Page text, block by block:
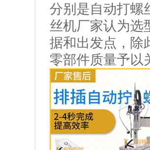
分别是自动打螺
丝机厂家认为选
据和出发点，除
零部件质量予以